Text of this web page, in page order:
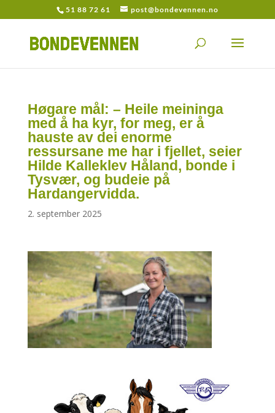
51 88 72 61 post@bondevennen.no
Høgare mål: – Heile meininga
med å ha kyr, for meg, er å
hauste av dei enorme
ressursane me har i fjellet, seier
Hilde Kalleklev Håland, bonde i
Tysvær, og budeie på
Hardangervidda.
2. september 2025